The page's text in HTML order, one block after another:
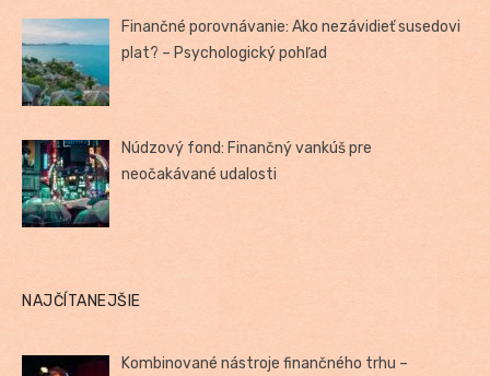
Finančné porovnávanie: Ako nezávidieť susedovi
plat? – Psychologický pohľad
Núdzový fond: Finančný vankúš pre
neočakávané udalosti
NAJČÍTANEJŠIE
Kombinované nástroje finančného trhu –